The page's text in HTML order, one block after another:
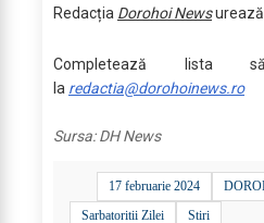
Redacția Dorohoi News
Completează lista
la redactia@dorohoinews.ro
Sursa:DH News
17 februarie 2024
Sarbatoritii Zilei
Stiri